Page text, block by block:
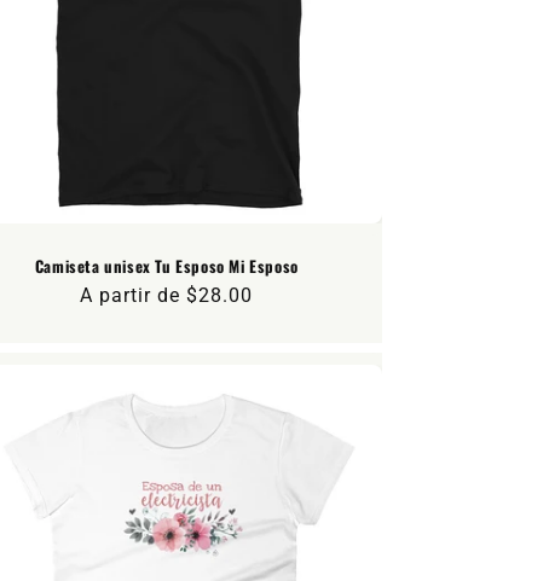
Camiseta unisex Tu Esposo Mi Esposo
Precio
A partir de $28.00